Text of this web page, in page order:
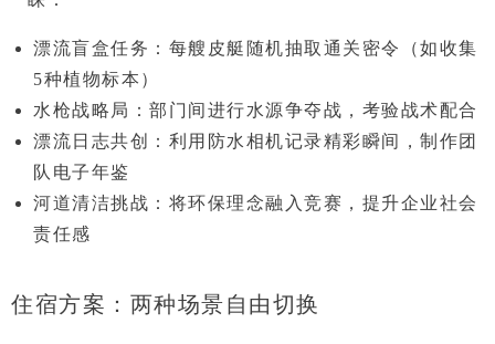
漂流盲盒任务 ：每艘皮艇随机抽取通关密令（如收集
5种植物标本）
水枪战略局 ：部门间进行水源争夺战，考验战术配合
漂流日志共创
：利用防水相机记录精彩瞬间，制作团
队电子年鉴
河道清洁挑战 ：将环保理念融入竞赛，提升企业社会
责任感
住宿方案：两种场景自由切换